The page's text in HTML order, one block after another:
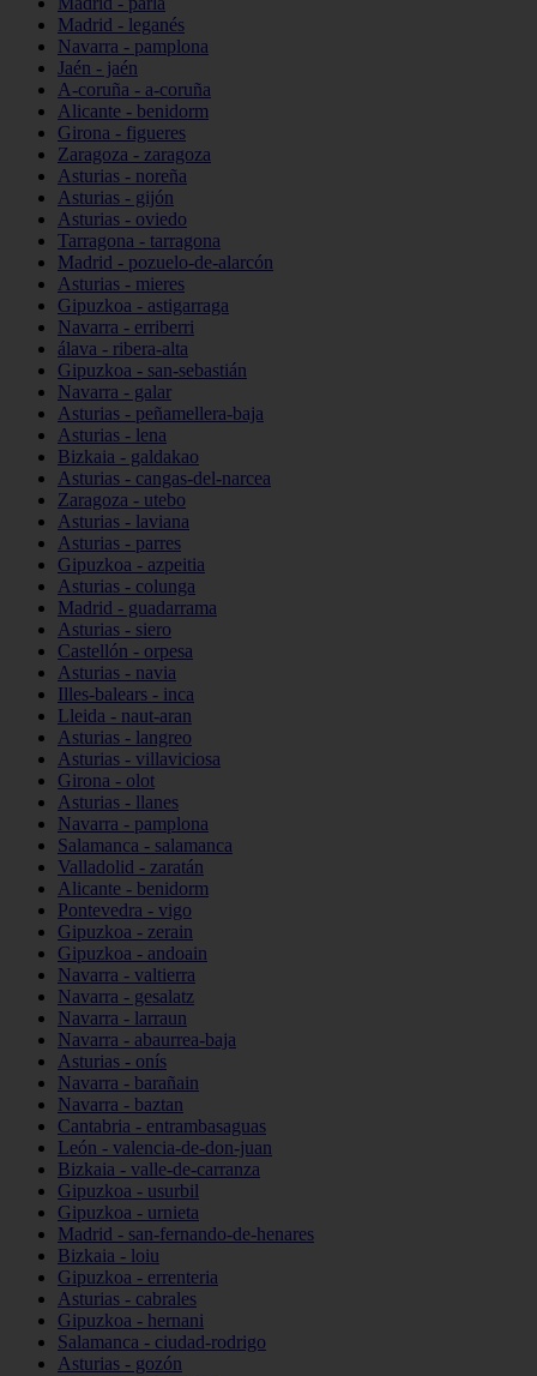
Madrid - leganés
Navarra - pamplona
Jaén - jaén
A-coruña - a-coruña
Alicante - benidorm
Girona - figueres
Zaragoza - zaragoza
Asturias - noreña
Asturias - gijón
Asturias - oviedo
Tarragona - tarragona
Madrid - pozuelo-de-alarcón
Asturias - mieres
Gipuzkoa - astigarraga
Navarra - erriberri
álava - ribera-alta
Gipuzkoa - san-sebastián
Navarra - galar
Asturias - peñamellera-baja
Asturias - lena
Bizkaia - galdakao
Asturias - cangas-del-narcea
Zaragoza - utebo
Asturias - laviana
Asturias - parres
Gipuzkoa - azpeitia
Asturias - colunga
Madrid - guadarrama
Asturias - siero
Castellón - orpesa
Asturias - navia
Illes-balears - inca
Lleida - naut-aran
Asturias - langreo
Asturias - villaviciosa
Girona - olot
Asturias - llanes
Navarra - pamplona
Salamanca - salamanca
Valladolid - zaratán
Alicante - benidorm
Pontevedra - vigo
Gipuzkoa - zerain
Gipuzkoa - andoain
Navarra - valtierra
Navarra - gesalatz
Navarra - larraun
Navarra - abaurrea-baja
Asturias - onís
Navarra - barañain
Navarra - baztan
Cantabria - entrambasaguas
León - valencia-de-don-juan
Bizkaia - valle-de-carranza
Gipuzkoa - usurbil
Gipuzkoa - urnieta
Madrid - san-fernando-de-henares
Bizkaia - loiu
Gipuzkoa - errenteria
Asturias - cabrales
Gipuzkoa - hernani
Salamanca - ciudad-rodrigo
Asturias - gozón